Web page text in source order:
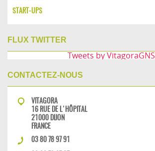
START-UPS
FLUX TWITTER
Tweets by VitagoraGNS
CONTACTEZ-NOUS
VITAGORA
16 RUE DE L'HÔPITAL
21000 DIJON
FRANCE
03 80 78 97 91